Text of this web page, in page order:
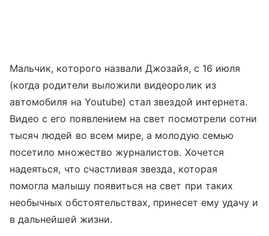
Мальчик, которого назвали Джозайя, с 16 июля
(когда родители выложили видеоролик из
автомобиля на Youtube) стал звездой интернета.
Видео с его появлением на свет посмотрели сотни
тысяч людей во всем мире, а молодую семью
посетило множество журналистов. Хочется
надеяться, что счастливая звезда, которая
помогла малышу появиться на свет при таких
необычных обстоятельствах, принесет ему удачу и
в дальнейшей жизни.